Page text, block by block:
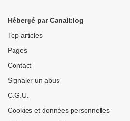
Hébergé par Canalblog
Top articles
Pages
Contact
Signaler un abus
C.G.U.
Cookies et données personnelles